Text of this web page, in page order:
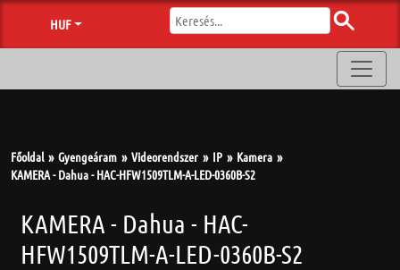
HUF
Főoldal Gyengeáram Videorendszer IP
Kamera
KAMERA - Dahua - HAC-HFW1509TLM-A-LED-0360B-S2
KAMERA - Dahua - HAC-
HFW1509TLM-A-LED-0360B-S2